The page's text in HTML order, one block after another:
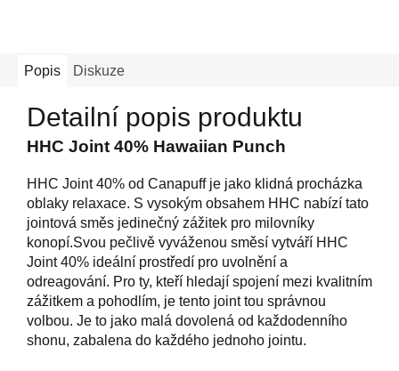
Popis Diskuze
Detailní popis produktu
HHC Joint 40% Hawaiian Punch
HHC Joint 40% od Canapuff je jako klidná procházka
oblaky relaxace. S vysokým obsahem HHC nabízí tato
jointová směs jedinečný zážitek pro milovníky
konopí.Svou pečlivě vyváženou směsí vytváří HHC
Joint 40% ideální prostředí pro uvolnění a
odreagování. Pro ty, kteří hledají spojení mezi kvalitním
zážitkem a pohodlím, je tento joint tou správnou
volbou. Je to jako malá dovolená od každodenního
shonu, zabalena do každého jednoho jointu.